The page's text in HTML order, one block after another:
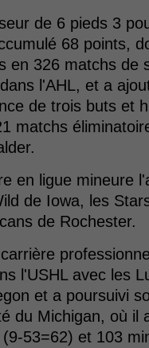
de 6 pieds 3
68 points,
en 326 matchs de
l'AHL, et a
de trois buts et
matchs
en ligue mineure
de Iowa, les
de Rochester.
l'USHL avec les
et a poursuivi
du Michigan, où il
53=62) et 103